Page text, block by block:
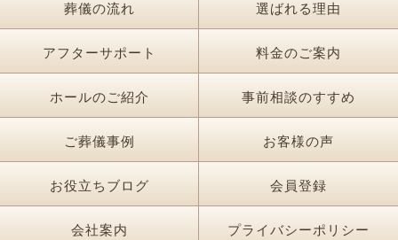
葬儀の流れ 選ばれる理由
アフターサポート 料金のご案内
ホールのご紹介 事前相談のすすめ
ご葬儀事例 お客様の声
お役立ちブログ 会員登録
会社案内 プライバシーポリシー